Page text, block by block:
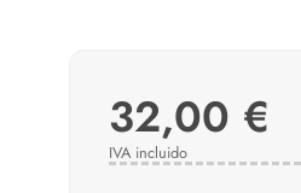
32,00 €
IVA incluido